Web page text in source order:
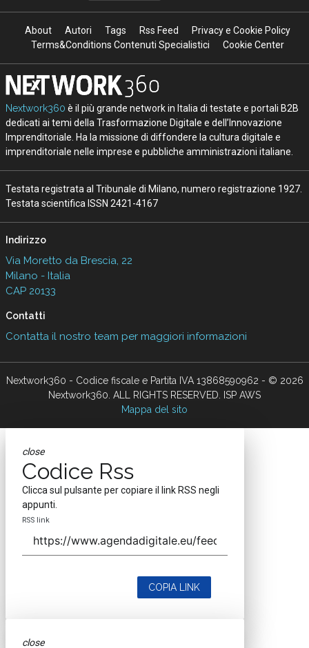
About Autori Tags Rss Feed
Privacy e Cookie Policy
Terms&Conditions Contenuti Specialistici
Cookie Center
Nextwork360 è il più grande network in Italia di testate e portali B2B
dedicati ai temi della Trasformazione Digitale e dell’Innovazione
Imprenditoriale. Ha la missione di diffondere la cultura digitale e
imprenditoriale nelle imprese e pubbliche amministrazioni italiane.
Testata registrata al Tribunale di Milano, numero registrazione 1927.
Testata scientifica ISSN 2421-4167
Indirizzo
Via Moretto da Brescia, 22
Milano - Italia
CAP 20133
Contatti
Contatta il nostro team per maggiori informazioni
Nextwork360 - Codice fiscale e Partita IVA 13868590962 - © 2026
Nextwork360. ALL RIGHTS RESERVED. ISP AWS
Mappa del sito
close
Codice Rss
Clicca sul pulsante per copiare il link RSS negli
appunti.
RSS link
COPIA LINK
close